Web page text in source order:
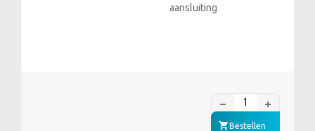
aansluiting
Bestellen